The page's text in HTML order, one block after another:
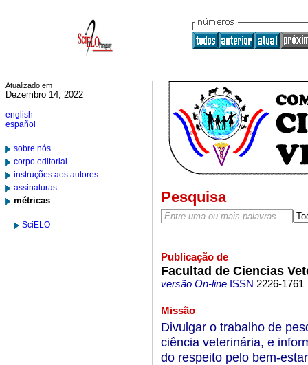
Atualizado em
Dezembro 14, 2022
english
español
sobre nós
corpo editorial
instruções aos autores
assinaturas
métricas
SciELO
Pesquisa
Publicação de
Facultad de Ciencias
versão On-lineISSN 2226-1761
Missão
Divulgar o trabalho de
ciência veterinária, e
do respeito pelo bem-